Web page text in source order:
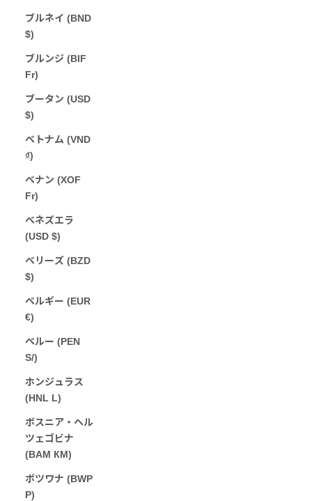
ブルネイ (BND
$)
ブルンジ (BIF
Fr)
ブータン (USD
$)
ベトナム (VND
₫)
ベナン (XOF
Fr)
ベネズエラ
(USD $)
ベリーズ (BZD
$)
ベルギー (EUR
€)
ペルー (PEN
S/)
ホンジュラス
(HNL L)
ボスニア・ヘル
ツェゴビナ
(BAM КМ)
ボツワナ (BWP
P)